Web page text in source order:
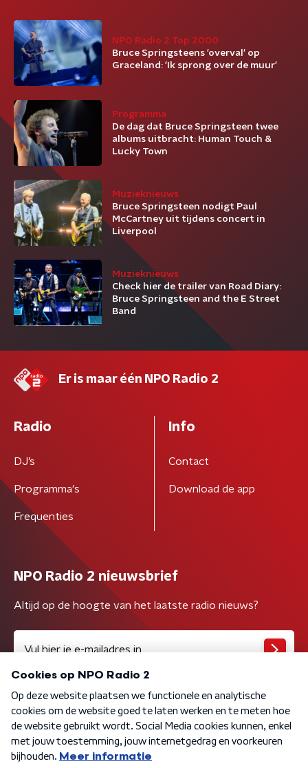
NPO Radio 2 Top 2000
Bruce Springsteens 'overval' op
Graceland: 'Ik sprong over de muur'
Programma
De dag dat Bruce Springsteen twee
albums uitbracht: Human Touch &
Lucky Town
Muzieknieuws
Bruce Springsteen nodigt Paul
McCartney uit tijdens concert in
Liverpool
Muzieknieuws
Check hier de trailer van Road Diary:
Bruce Springsteen and the E Street
Band
Er is maar één NPO Radio 2
Radio
DJ’s
Programma's
Frequenties
Info
Contact
Download de app
NPO Radio 2 nieuwsbrief
Altijd op de hoogte van het laatste radio nieuws?
Algemene voorwaarden